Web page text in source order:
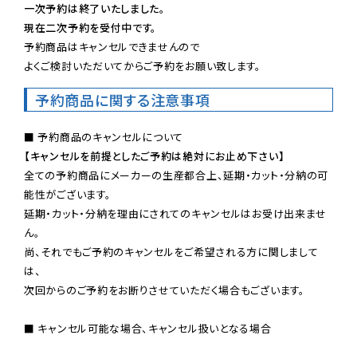
一次予約は終了いたしました。
現在二次予約を受付中です。
予約商品はキャンセルできませんので
よくご検討いただいてからご予約をお願い致します。
予約商品に関する注意事項
【キャンセルを前提としたご予約は絶対にお止め下さい】
全ての予約商品にメーカーの生産都合上、延期・カット・分納の可
能性がございます。
延期・カット・分納を理由にされてのキャンセルはお受け出来ませ
ん。
尚、それでもご予約のキャンセルをご希望される方に関しまして
は、
次回からのご予約をお断りさせていただく場合もございます。
■ キャンセル可能な場合、キャンセル扱いとなる場合